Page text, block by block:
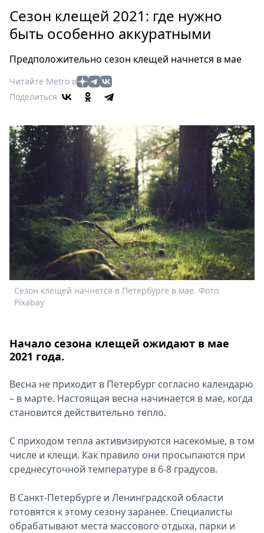
Россия
Мир
Еда
Туризм
Мода
Кино
Афиша
Книги
Выставки
Пресс-
релизы
О
Metro
Стримы
Спецпроекты
Звезды
Metro
Сезон клещей 2021: где нужно
быть особенно аккуратными
Предположительно сезон клещей начнется в мае
Читайте Metro в
Поделиться
Сезон клещей начнется в Петербурге в мае. Фото
Pixabay
Начало сезона клещей ожидают в мае
2021 года.
Весна не приходит в Петербург согласно календарю
– в марте. Настоящая весна начинается в мае, когда
становится действительно тепло.
С приходом тепла активизируются насекомые, в том
числе и клещи. Как правило они просыпаются при
среднесуточной температуре в 6-8 градусов.
В Санкт-Петербурге и Ленинградской области
готовятся к этому сезону заранее. Специалисты
обрабатывают места массового отдыха, парки и